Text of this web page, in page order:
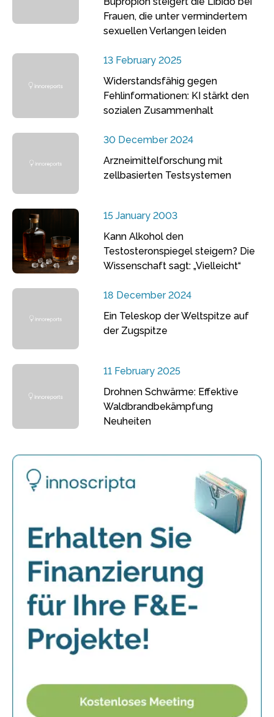
Frauen, die unter vermindertem
sexuellen Verlangen leiden
13 February 2025
Widerstandsfähig gegen
Fehlinformationen: KI stärkt den
sozialen Zusammenhalt
30 December 2024
Arzneimittelforschung mit
zellbasierten Testsystemen
15 January 2003
Kann Alkohol den
Testosteronspiegel steigern? Die
Wissenschaft sagt: „Vielleicht“
18 December 2024
Ein Teleskop der Weltspitze auf
der Zugspitze
11 February 2025
Drohnen Schwärme: Effektive
Waldbrandbekämpfung
Neuheiten